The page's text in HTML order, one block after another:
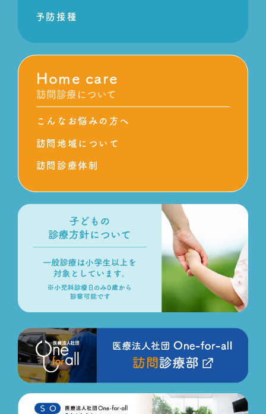
予防接種
Home care
訪問診療について
こんなお悩みの方へ
訪問地域について
訪問診療体制